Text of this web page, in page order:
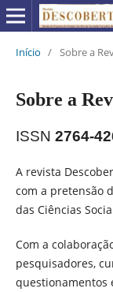
Início / Sobre a
Sobre a
ISSN 2764-
A revista
com a pretensão
das Ciências
Com a
pesquisadores,
questionamentos